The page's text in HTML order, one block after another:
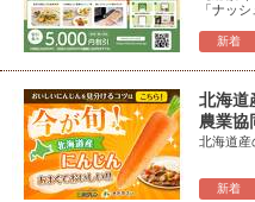
新着
「ナッシ
新着
北海道
農業協
北海道産